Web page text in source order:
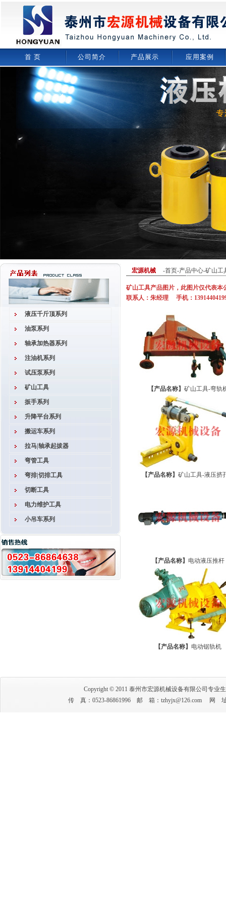
首 页 公司简介 产品展示 应用案例
液压千斤顶系列
油泵系列
轴承加热器系列
注油机系列
试压泵系列
矿山工具
扳手系列
升降平台系列
搬运车系列
拉马|轴承起拔器
弯管工具
弯排|切排工具
切断工具
电力维护工具
小吊车系列
宏源机械 -首页-产品中心-矿山工
矿山工具产品图片，此图片仅代表
联系人：朱经理 手机：
【产品名称】 矿山工具-弯轨
【产品名称】 矿山工具-液压挤
【产品名称】 电动液压推杆
【产品名称】 电动锯轨机
Copyright © 2011 泰州市宏源机械设备有限公司专业
传 真：0523-86861996 邮 箱：tzhyjx@126.com 网